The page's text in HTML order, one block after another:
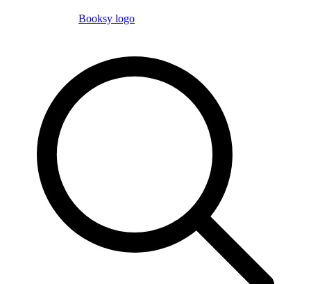
Booksy logo